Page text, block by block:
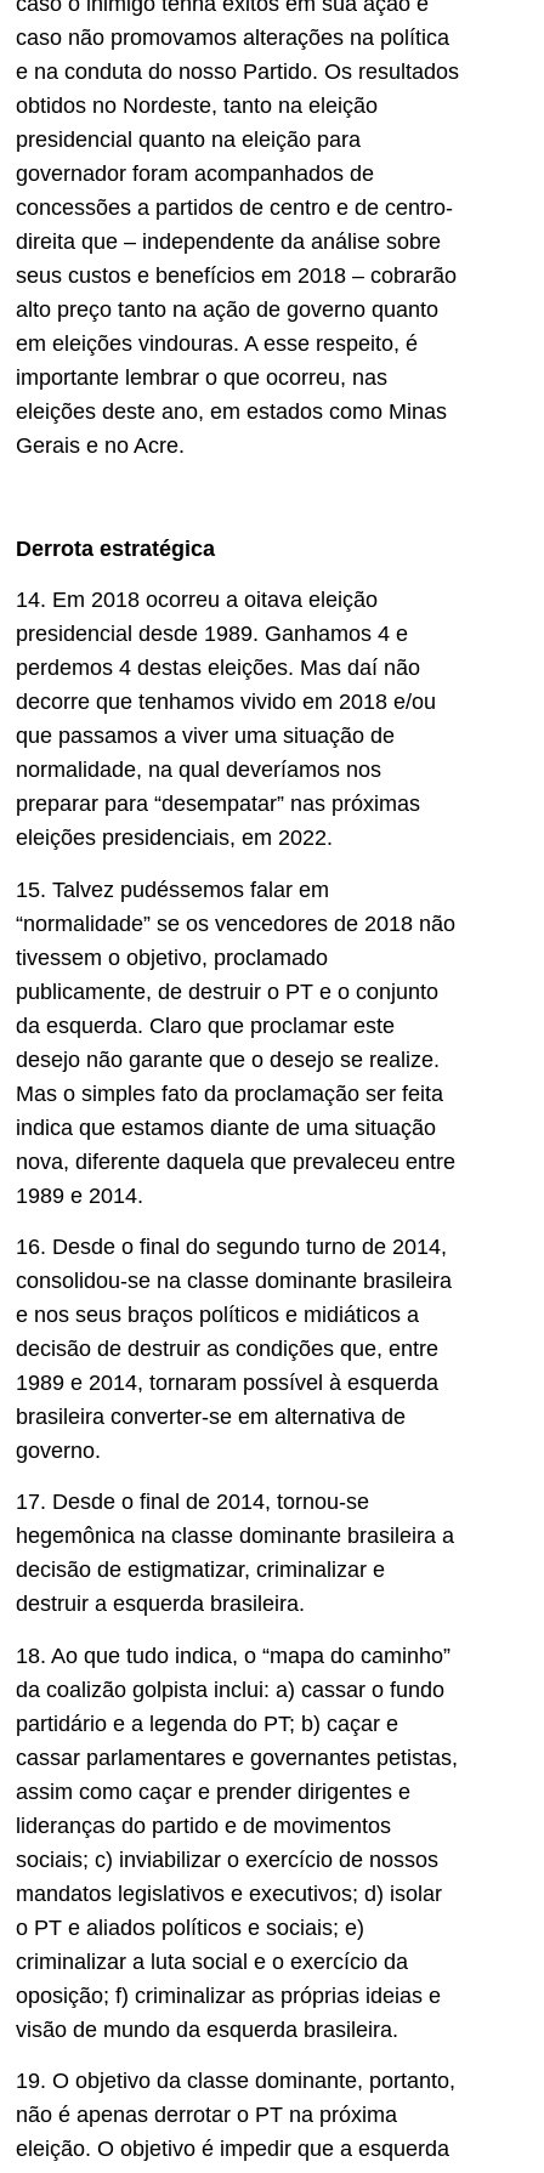
caso não promovamos alterações na política
e na conduta do nosso Partido. Os resultados
obtidos no Nordeste, tanto na eleição
presidencial quanto na eleição para
governador foram acompanhados de
concessões a partidos de centro e de centro-
direita que – independente da análise sobre
seus custos e benefícios em 2018 – cobrarão
alto preço tanto na ação de governo quanto
em eleições vindouras. A esse respeito, é
importante lembrar o que ocorreu, nas
eleições deste ano, em estados como Minas
Gerais e no Acre.
Derrota estratégica
14. Em 2018 ocorreu a oitava eleição
presidencial desde 1989. Ganhamos 4 e
perdemos 4 destas eleições. Mas daí não
decorre que tenhamos vivido em 2018 e/ou
que passamos a viver uma situação de
normalidade, na qual deveríamos nos
preparar para “desempatar” nas próximas
eleições presidenciais, em 2022.
15. Talvez pudéssemos falar em
“normalidade” se os vencedores de 2018 não
tivessem o objetivo, proclamado
publicamente, de destruir o PT e o conjunto
da esquerda. Claro que proclamar este
desejo não garante que o desejo se realize.
Mas o simples fato da proclamação ser feita
indica que estamos diante de uma situação
nova, diferente daquela que prevaleceu entre
1989 e 2014.
16. Desde o final do segundo turno de 2014,
consolidou-se na classe dominante brasileira
e nos seus braços políticos e midiáticos a
decisão de destruir as condições que, entre
1989 e 2014, tornaram possível à esquerda
brasileira converter-se em alternativa de
governo.
17. Desde o final de 2014, tornou-se
hegemônica na classe dominante brasileira a
decisão de estigmatizar, criminalizar e
destruir a esquerda brasileira.
18. Ao que tudo indica, o “mapa do caminho”
da coalizão golpista inclui: a) cassar o fundo
partidário e a legenda do PT; b) caçar e
cassar parlamentares e governantes petistas,
assim como caçar e prender dirigentes e
lideranças do partido e de movimentos
sociais; c) inviabilizar o exercício de nossos
mandatos legislativos e executivos; d) isolar
o PT e aliados políticos e sociais; e)
criminalizar a luta social e o exercício da
oposição; f) criminalizar as próprias ideias e
visão de mundo da esquerda brasileira.
19. O objetivo da classe dominante, portanto,
não é apenas derrotar o PT na próxima
eleição. O objetivo é impedir que a esquerda